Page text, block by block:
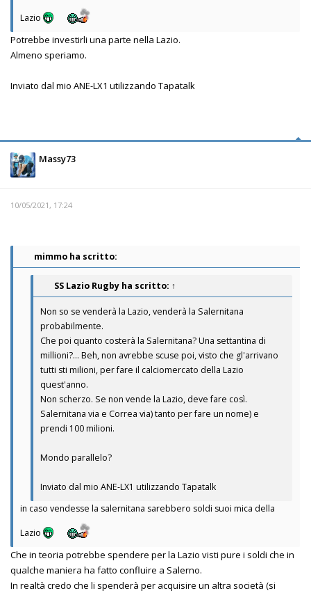
Lazio
Potrebbe investirli una parte nella Lazio.
Almeno speriamo.
Inviato dal mio ANE-LX1 utilizzando Tapatalk
Massy73
10/05/2021, 17:24
mimmo ha scritto:
SS Lazio Rugby ha scritto: ↑
Non so se venderà la Lazio, venderà la Salernitana
probabilmente.
Che poi quanto costerà la Salernitana? Una settantina di
millioni?... Beh, non avrebbe scuse poi, visto che gl'arrivano
tutti sti milioni, per fare il calciomercato della Lazio
quest'anno.
Non scherzo. Se non vende la Lazio, deve fare così.
Salernitana via e Correa via) tanto per fare un nome) e
prendi 100 milioni.
Mondo parallelo?
Inviato dal mio ANE-LX1 utilizzando Tapatalk
in caso vendesse la salernitana sarebbero soldi suoi mica della
Lazio
Che in teoria potrebbe spendere per la Lazio visti pure i soldi che in
qualche maniera ha fatto confluire a Salerno.
In realtà credo che li spenderà per acquisire un altra società (si